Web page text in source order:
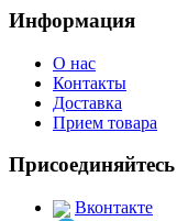
Информация
О нас
Контакты
Доставка
Прием товара
Присоединяйтесь
Вконтакте